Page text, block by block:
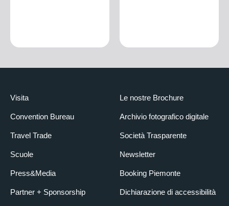
Visita
Convention Bureau
Travel Trade
Scuole
Press&Media
Partner + Sponsorship
Le nostre Brochure
Archivio fotografico digitale
Società Trasparente
Newsletter
Booking Piemonte
Dichiarazione di accessibilità